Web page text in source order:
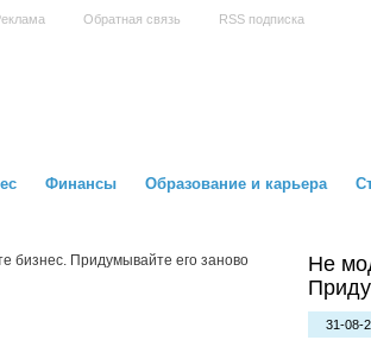
Обратная связь RSS подписка
Финансы Образование и карьера
Не
31-08-